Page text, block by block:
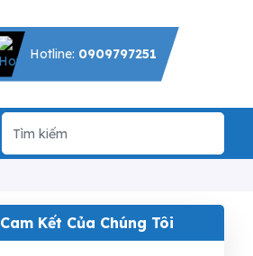
Hotline: 0909797251
Cam Kết Của Chúng Tôi